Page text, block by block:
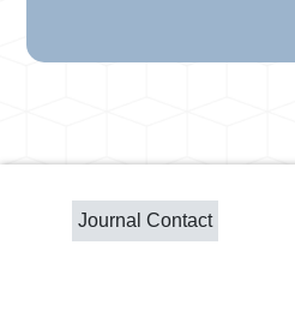
Journal Contact